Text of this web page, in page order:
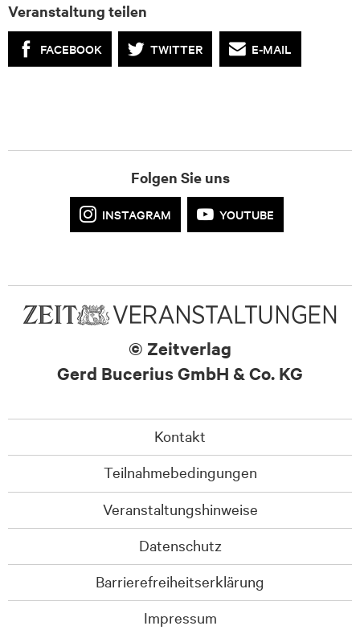
Veranstaltung teilen
FACEBOOK TWITTER E-MAIL
Folgen Sie uns
INSTAGRAM YOUTUBE
© Zeitverlag
Gerd Bucerius GmbH & Co. KG
Kontakt
Teilnahmebedingungen
Veranstaltungshinweise
Datenschutz
Barrierefreiheitserklärung
Impressum